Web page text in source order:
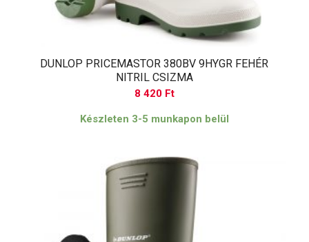
DUNLOP PRICEMASTOR 380BV 9HYGR FEHÉR
NITRIL CSIZMA
8 420 Ft
Készleten 3-5 munkapon belül